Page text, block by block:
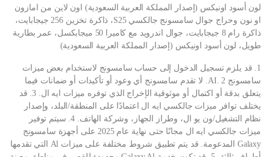
لون أسود اونيكس (إصدار المملكة العربية السعودية) اون لاين من امازون
او نون وحراج جوال سامسونج جالكسي S25، ذاكرة تخزين 256 جيجابايت،
ذاكرة رام 8 جيجابايت، جوال اندرويد مع كاميرا 50 ميجابكسل، عمر بطارية
طويل، لون أسود اونيكس (إصدار المملكة العربية السعودية)
1. قد يلزم تسجيل الدخول إلى حساب سامسونج لاستخدام بعض ميزات
سامسونج AI. 2. لا تقدم سامسونج أي وعود أو تأكيدات أو ضمانات فيما
يتعلق بدقة أو اكتمال أو موثوقية الإخراج الذي توفره ميزات ايه ال. 3. قد
يختلف توافر ميزات جالكسي ايه ال اعتمادًا على المنطقة/البلد، وإصدار
نظام التشغيل/ون يو ال، وطراز الجهاز، وشركة الهاتف. 4. سيتم توفير
ميزات جالكسي ايه ال مجانًا حتى نهاية عام 2025 على أجهزة سامسونج
Galaxy المدعومة. قد يتم تطبيق شروط مختلفة على ميزات Al التي تقدمها